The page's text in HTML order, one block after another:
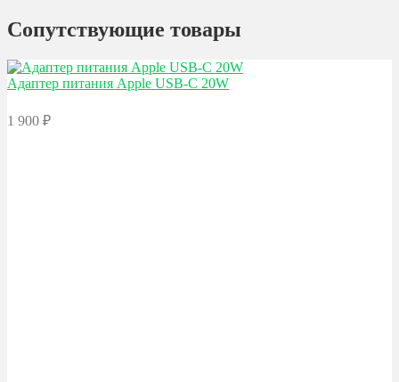
Сопутствующие товары
Адаптер питания Apple USB-C 20W
1 900 ₽